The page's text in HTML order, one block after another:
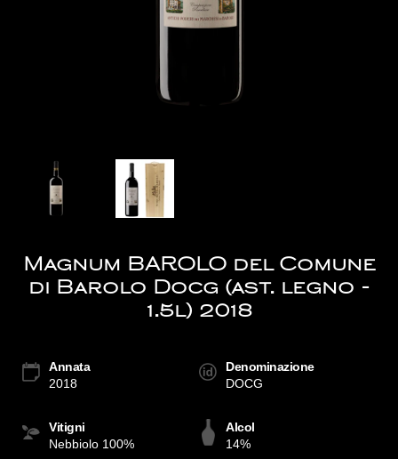
Magnum BAROLO del Comune
di Barolo Docg (ast. legno -
1.5l) 2018
Annata
2018
Denominazione
DOCG
Vitigni
Nebbiolo 100%
Alcol
14%